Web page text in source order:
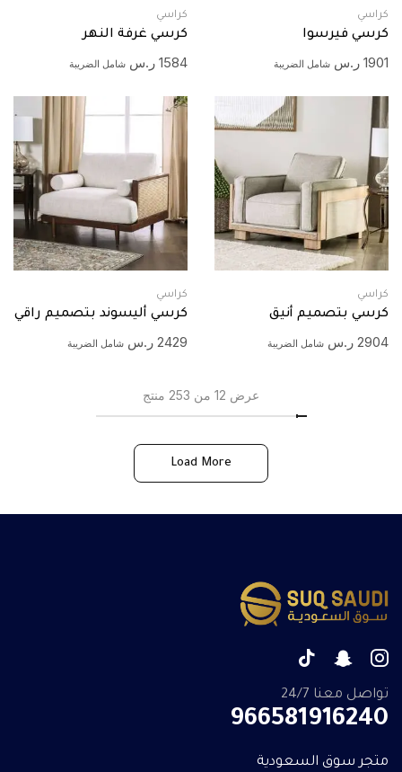
كراسي
كرسي فيرسوا
1901 ر.س شامل الضريبة
كراسي
كرسي غرفة النهر
1584 ر.س شامل الضريبة
كراسي
كرسي بتصميم أنيق
2904 ر.س شامل الضريبة
كراسي
كرسي أليسوند بتصميم راقي
2429 ر.س شامل الضريبة
عرض 12 من 253 منتج
Load More
تواصل معنا 24/7
966581916240
متجر سوق السعودية